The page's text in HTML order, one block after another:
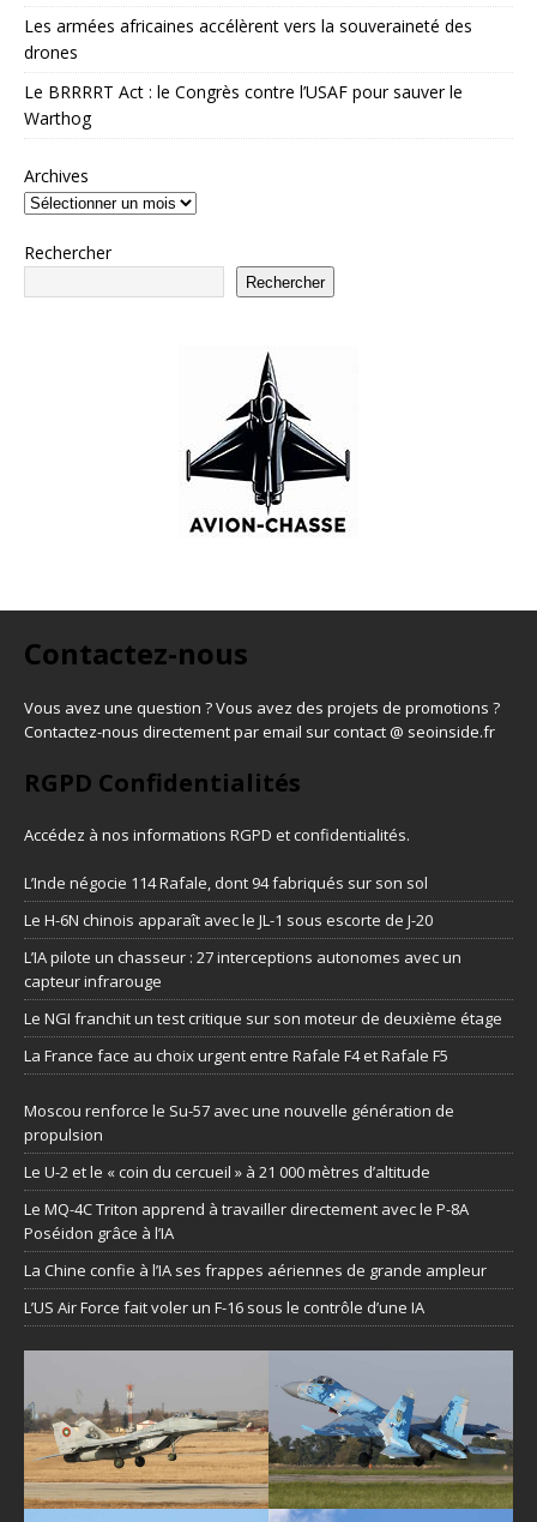
Les armées africaines accélèrent vers la souveraineté des
drones
Le BRRRRT Act : le Congrès contre l’USAF pour sauver le
Warthog
Archives
Rechercher
Rechercher
Contactez-nous
Vous avez une question ? Vous avez des projets de promotions ?
Contactez-nous directement par email sur contact @ seoinside.fr
RGPD Confidentialités
Accédez à nos informations RGPD et confidentialités.
L’Inde négocie 114 Rafale, dont 94 fabriqués sur son sol
Le H-6N chinois apparaît avec le JL-1 sous escorte de J-20
L’IA pilote un chasseur : 27 interceptions autonomes avec un
capteur infrarouge
Le NGI franchit un test critique sur son moteur de deuxième étage
La France face au choix urgent entre Rafale F4 et Rafale F5
Moscou renforce le Su-57 avec une nouvelle génération de
propulsion
Le U-2 et le « coin du cercueil » à 21 000 mètres d’altitude
Le MQ-4C Triton apprend à travailler directement avec le P-8A
Poséidon grâce à l’IA
La Chine confie à l’IA ses frappes aériennes de grande ampleur
L’US Air Force fait voler un F-16 sous le contrôle d’une IA